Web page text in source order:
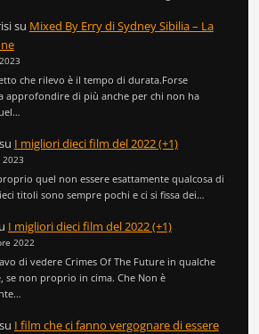
su Mixed By Erry di Sydney Sibilia – La
che rilevo è il tempo di durata.Forse
approfondire di più anche per chi non ha
su I migliori dieci film del 2022 (+1)
2023
quel non essere esattamente qualcosa di
titoli sono sempre pochi e ci si fissa dei…
I migliori dieci film del 2022 (+1)
2022
di vedere Crimes Of The Future in qualche
se non proprio in cima. Che Non è
I film che ci fanno vergognare di essere